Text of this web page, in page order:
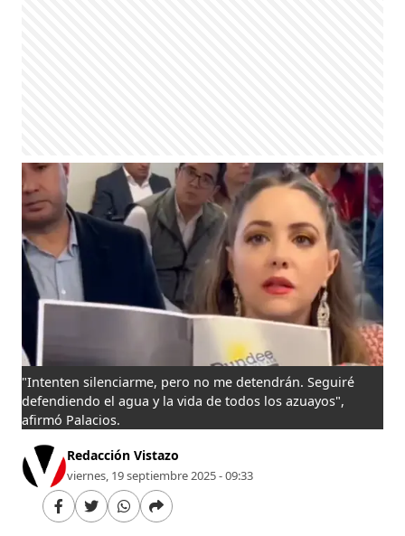
"Intenten silenciarme, pero no me detendrán. Seguiré
defendiendo el agua y la vida de todos los azuayos",
afirmó Palacios.
Redacción Vistazo
viernes, 19 septiembre 2025 - 09:33